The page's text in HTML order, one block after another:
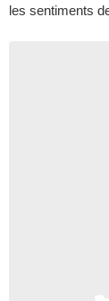
les sentiments